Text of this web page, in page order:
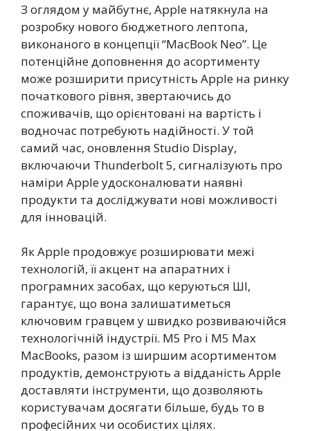
З оглядом у майбутнє, Apple натякнула на
розробку нового бюджетного лептопа,
виконаного в концепції “MacBook Neo”. Це
потенційне доповнення до асортименту
може розширити присутність Apple на ринку
початкового рівня, звертаючись до
споживачів, що орієнтовані на вартість і
водночас потребують надійності. У той
самий час, оновлення Studio Display,
включаючи Thunderbolt 5, сигналізують про
наміри Apple удосконалювати наявні
продукти та досліджувати нові можливості
для інновацій.
Як Apple продовжує розширювати межі
технологій, її акцент на апаратних і
програмних засобах, що керуються ШІ,
гарантує, що вона залишатиметься
ключовим гравцем у швидко розвиваючійся
технологічній індустрії. M5 Pro і M5 Max
MacBooks, разом із ширшим асортиментом
продуктів, демонструють а відданість Apple
доставляти інструменти, що дозволяють
користувачам досягати більше, будь то в
професійних чи особистих цілях.